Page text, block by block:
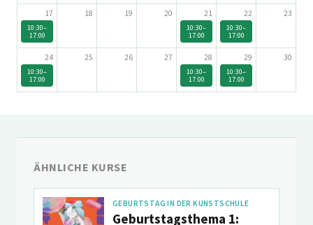
17
10:30–
17:00
18 19 20 21
10:30–
17:00
22
10:30–
17:00
23
24
10:30–
17:00
25 26 27 28
10:30–
17:00
29
10:30–
17:00
30
ÄHNLICHE KURSE
GEBURTSTAG IN DER KUNSTSCHULE
Geburtstagsthema 1: